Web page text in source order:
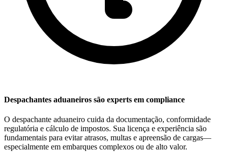
Despachantes aduaneiros são experts em compliance
O despachante aduaneiro cuida da documentação, conformidade
regulatória e cálculo de impostos. Sua licença e experiência são
fundamentais para evitar atrasos, multas e apreensão de cargas—
especialmente em embarques complexos ou de alto valor.